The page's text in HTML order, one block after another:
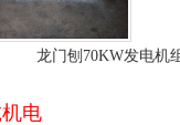
龙门刨70KW发电机
电